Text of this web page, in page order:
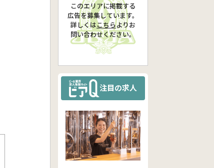
このエリアに掲載する
広告を募集しています。
詳しくは こちらより お
問い合わせください。
注目の求人